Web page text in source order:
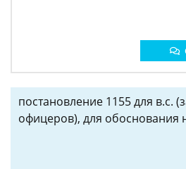
постановление 1155 для в.с.
офицеров), для обоснования